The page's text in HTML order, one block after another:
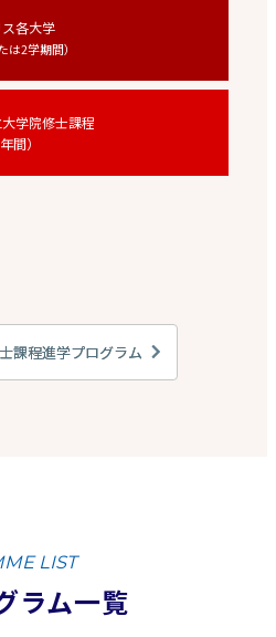
各大学
は2学期間）
学院修士課程
間）
課程進学プログラム
LIST
ラム一覧